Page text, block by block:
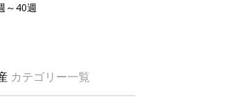
～40週
カテゴリー一覧